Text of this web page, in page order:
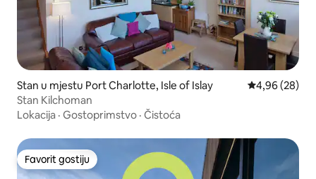
Stan u mjestu Port Charlotte, Isle of Islay Prosječna
4,96 (28)
Stan Kilchoman
Lokacija · Gostoprimstvo · Čistoća
Favorit gostiju
Favorit gostiju